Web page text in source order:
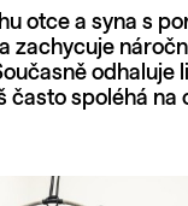
otce a syna s
zachycuje
odhaluje
často spoléhá na